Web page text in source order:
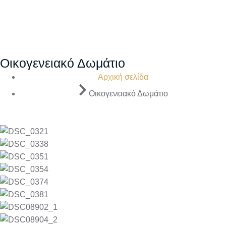
Οικογενειακό Δωμάτιο
Αρχική σελίδα
Οικογενειακό Δωμάτιο